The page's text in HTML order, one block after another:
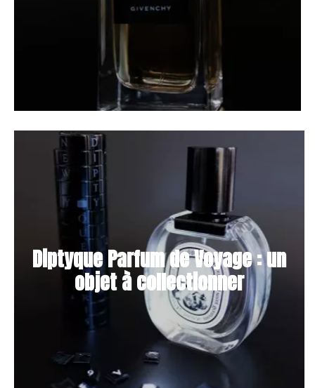
Diptyque Parfum de Voyage : un
objet à collectionner